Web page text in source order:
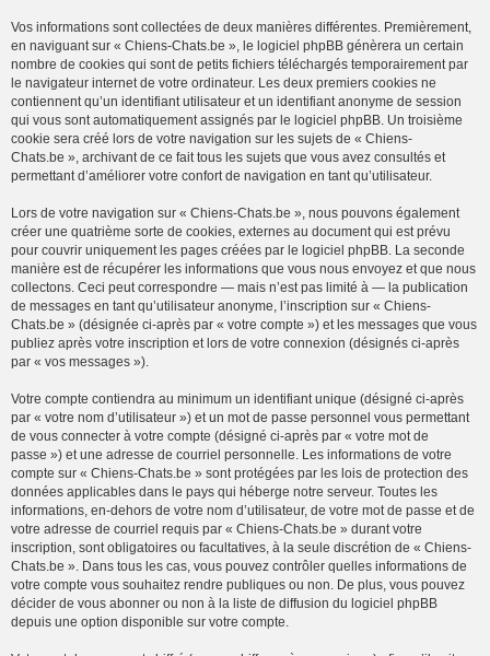
Vos informations sont collectées de deux manières différentes. Premièrement,
en naviguant sur « Chiens-Chats.be », le logiciel phpBB génèrera un certain
nombre de cookies qui sont de petits fichiers téléchargés temporairement par
le navigateur internet de votre ordinateur. Les deux premiers cookies ne
contiennent qu’un identifiant utilisateur et un identifiant anonyme de session
qui vous sont automatiquement assignés par le logiciel phpBB. Un troisième
cookie sera créé lors de votre navigation sur les sujets de « Chiens-
Chats.be », archivant de ce fait tous les sujets que vous avez consultés et
permettant d’améliorer votre confort de navigation en tant qu’utilisateur.
Lors de votre navigation sur « Chiens-Chats.be », nous pouvons également
créer une quatrième sorte de cookies, externes au document qui est prévu
pour couvrir uniquement les pages créées par le logiciel phpBB. La seconde
manière est de récupérer les informations que vous nous envoyez et que nous
collectons. Ceci peut correspondre — mais n’est pas limité à — la publication
de messages en tant qu’utilisateur anonyme, l’inscription sur « Chiens-
Chats.be » (désignée ci-après par « votre compte ») et les messages que vous
publiez après votre inscription et lors de votre connexion (désignés ci-après
par « vos messages »).
Votre compte contiendra au minimum un identifiant unique (désigné ci-après
par « votre nom d’utilisateur ») et un mot de passe personnel vous permettant
de vous connecter à votre compte (désigné ci-après par « votre mot de
passe ») et une adresse de courriel personnelle. Les informations de votre
compte sur « Chiens-Chats.be » sont protégées par les lois de protection des
données applicables dans le pays qui héberge notre serveur. Toutes les
informations, en-dehors de votre nom d’utilisateur, de votre mot de passe et de
votre adresse de courriel requis par « Chiens-Chats.be » durant votre
inscription, sont obligatoires ou facultatives, à la seule discrétion de « Chiens-
Chats.be ». Dans tous les cas, vous pouvez contrôler quelles informations de
votre compte vous souhaitez rendre publiques ou non. De plus, vous pouvez
décider de vous abonner ou non à la liste de diffusion du logiciel phpBB
depuis une option disponible sur votre compte.